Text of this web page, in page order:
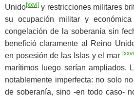
Unido[xxvi] y restricciones militares
su ocupación militar y
congelación de la soberanía sin
benefició claramente al Reino
en posesión de las Islas y el mar
marítimos luego serían ampliados.
notablemente imperfecta: no solo
de soberanía, sino -en todo caso-